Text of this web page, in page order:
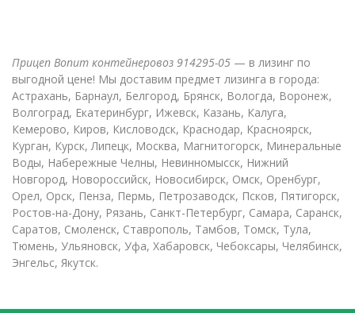
Прицеп Bonum контейнеровоз 914295-05 — в лизинг по
выгодной цене! Мы доставим предмет лизинга в города:
Астрахань, Барнаул, Белгород, Брянск, Вологда, Воронеж,
Волгоград, Екатеринбург, Ижевск, Казань, Калуга,
Кемерово, Киров, Кисловодск, Краснодар, Красноярск,
Курган, Курск, Липецк, Москва, Магнитогорск, Минеральные
Воды, Набережные Челны, Невинномысск, Нижний
Новгород, Новороссийск, Новосибирск, Омск, Оренбург,
Орел, Орск, Пенза, Пермь, Петрозаводск, Псков, Пятигорск,
Ростов-на-Дону, Рязань, Санкт-Петербург, Самара, Саранск,
Саратов, Смоленск, Ставрополь, Тамбов, Томск, Тула,
Тюмень, Ульяновск, Уфа, Хабаровск, Чебоксары, Челябинск,
Энгельс, Якутск.